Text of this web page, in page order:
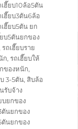
เฮี๊ยบ10ล้อ5ตัน
เฮี๊ยบ3ตัน6ล้อ
เฮี๊ยบ5ตัน ยก
บ5ตันยกของ
,รถเฮี๊ยบราย
ก,รถเฮี๊ยบให้
ของหนัก,
3-5ตัน, สิบล้อ
รับจ้าง
บยกของ
ตันยกของ
ตันยกของ